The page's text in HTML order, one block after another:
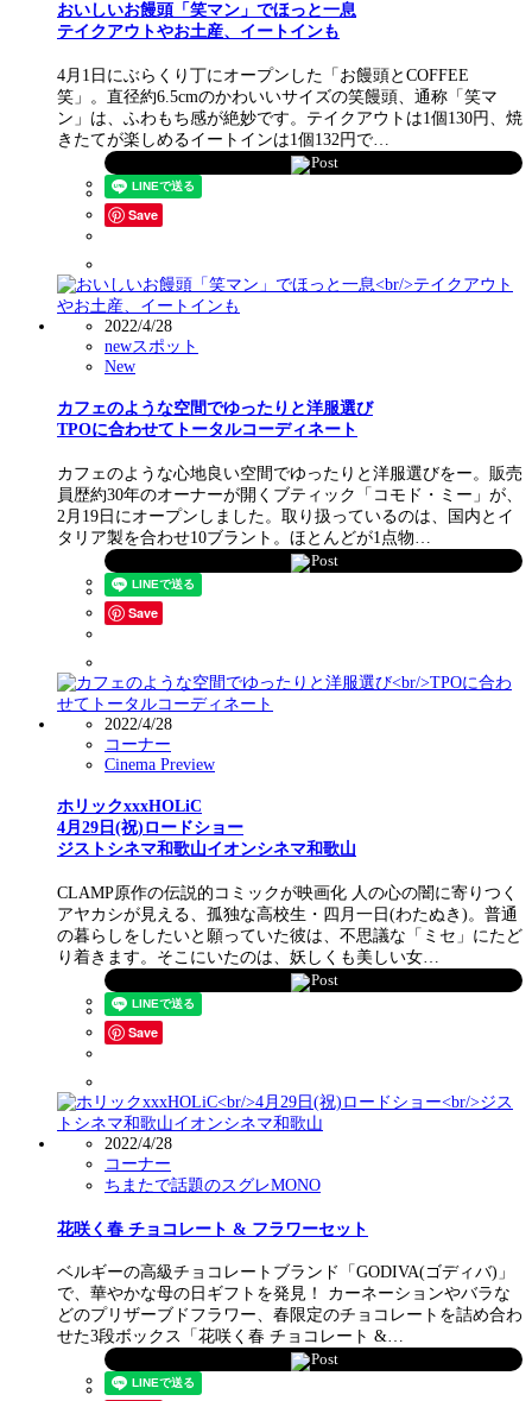
おいしいお饅頭「笑マン」でほっと一息
テイクアウトやお土産、イートインも
4月1日にぶらくり丁にオープンした「お饅頭とCOFFEE
笑」。直径約6.5cmのかわいいサイズの笑饅頭、通称「笑マ
ン」は、ふわもち感が絶妙です。テイクアウトは1個130円、焼
きたてが楽しめるイートインは1個132円で…
Post
Save
2022/4/28
newスポット
New
カフェのような空間でゆったりと洋服選び
TPOに合わせてトータルコーディネート
カフェのような心地良い空間でゆったりと洋服選びをー。販売
員歴約30年のオーナーが開くブティック「コモド・ミー」が、
2月19日にオープンしました。取り扱っているのは、国内とイ
タリア製を合わせ10ブラント。ほとんどが1点物…
Post
Save
2022/4/28
コーナー
Cinema Preview
ホリックxxxHOLiC
4月29日(祝)ロードショー
ジストシネマ和歌山イオンシネマ和歌山
CLAMP原作の伝説的コミックが映画化 人の心の闇に寄りつく
アヤカシが見える、孤独な高校生・四月一日(わたぬき)。普通
の暮らしをしたいと願っていた彼は、不思議な「ミセ」にたど
り着きます。そこにいたのは、妖しくも美しい女…
Post
Save
2022/4/28
コーナー
ちまたで話題のスグレMONO
花咲く春 チョコレート & フラワーセット
ベルギーの高級チョコレートブランド「GODIVA(ゴディバ)」
で、華やかな母の日ギフトを発見！ カーネーションやバラな
どのプリザーブドフラワー、春限定のチョコレートを詰め合わ
せた3段ボックス「花咲く春 チョコレート &…
Post